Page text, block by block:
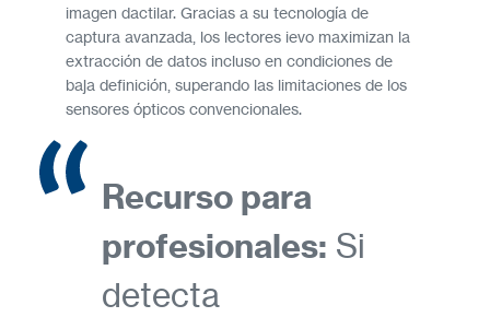
imagen dactilar. Gracias a su tecnología de
captura avanzada, los lectores ievo maximizan la
extracción de datos incluso en condiciones de
baja definición, superando las limitaciones de los
sensores ópticos convencionales.
Recurso para
profesionales: Si
detecta